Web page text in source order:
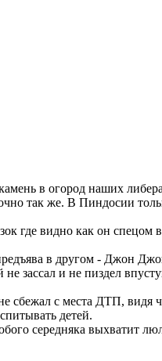
в огород наших
так же. В Пиндосии
где видно как он спецом
в другом - Джон
зассал и не пиздел
сбежал с места ДТП, видя
детей.
середняка выхватит